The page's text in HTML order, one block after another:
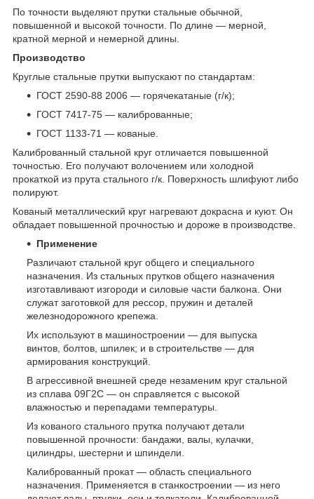
По точности выделяют прутки стальные обычной,
повышенной и высокой точности. По длине — мерной,
кратной мерной и немерной длины.
Производство
Круглые стальные прутки выпускают по стандартам:
ГОСТ 2590-88 2006 — горячекатаные (г/к);
ГОСТ 7417-75 — калиброванные;
ГОСТ 1133-71 — кованые.
Калиброванный стальной круг отличается повышенной
точностью. Его получают волочением или холодной
прокаткой из прута стального г/к. Поверхность шлифуют либо
полируют.
Кованый металлический круг нагревают докрасна и куют. Он
обладает повышенной прочностью и дороже в производстве.
Применение
Различают стальной круг общего и специального
назначения. Из стальных прутков общего назначения
изготавливают изгороди и силовые части балкона. Они
служат заготовкой для рессор, пружин и деталей
железнодорожного крепежа.
Их используют в машиностроении — для выпуска
винтов, болтов, шпилек; и в строительстве — для
армирования конструкций.
В агрессивной внешней среде незаменим круг стальной
из сплава 09Г2С — он справляется с высокой
влажностью и перепадами температуры.
Из кованого стального прутка получают детали
повышенной прочности: бандажи, валы, кулачки,
цилиндры, шестерни и шпиндели.
Калиброванный прокат — область специального
назначения. Применяется в станкостроении — из него